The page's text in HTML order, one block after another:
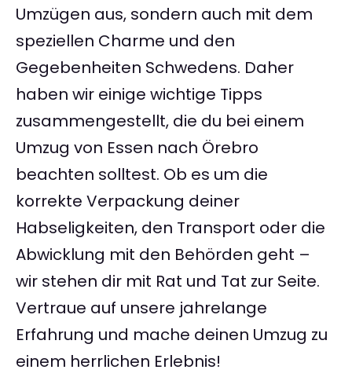
Umzügen aus, sondern auch mit dem
speziellen Charme und den
Gegebenheiten Schwedens. Daher
haben wir einige wichtige Tipps
zusammengestellt, die du bei einem
Umzug von Essen nach Örebro
beachten solltest. Ob es um die
korrekte Verpackung deiner
Habseligkeiten, den Transport oder die
Abwicklung mit den Behörden geht –
wir stehen dir mit Rat und Tat zur Seite.
Vertraue auf unsere jahrelange
Erfahrung und mache deinen Umzug zu
einem herrlichen Erlebnis!